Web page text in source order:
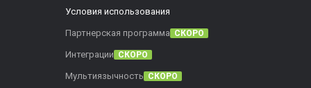
Условия использования
Партнерская программа СКОРО
Интеграции СКОРО
Мультиязычность СКОРО